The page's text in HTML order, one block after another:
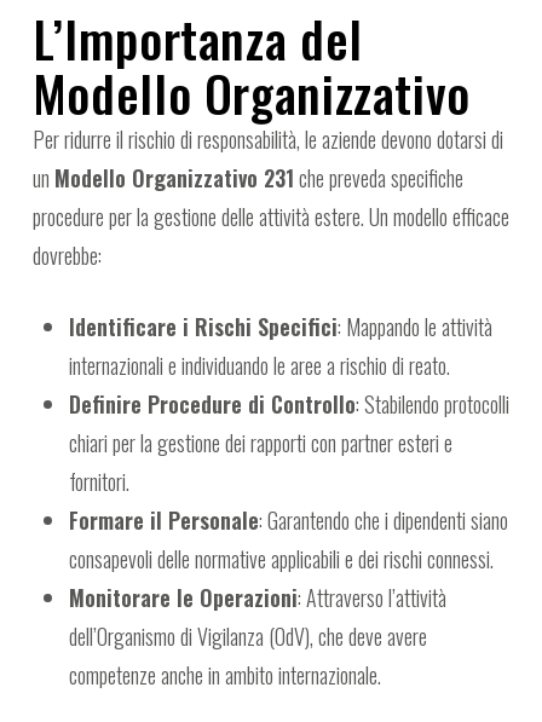
L’Importanza del
Modello Organizzativo
Per ridurre il rischio di responsabilità, le aziende devono dotarsi di
un Modello Organizzativo 231che preveda specifiche
procedure per la gestione delle attività estere. Un modello efficace
dovrebbe:
Identificare i Rischi Specifici: Mappando le attività
internazionali e individuando le aree a rischio di reato.
Definire Procedure di Controllo: Stabilendo protocolli
chiari per la gestione dei rapporti con partner esteri e
fornitori.
Formare il Personale: Garantendo che i dipendenti siano
consapevoli delle normative applicabili e dei rischi connessi.
Monitorare le Operazioni: Attraverso l’attività
dell’Organismo di Vigilanza (OdV), che deve avere
competenze anche in ambito internazionale.